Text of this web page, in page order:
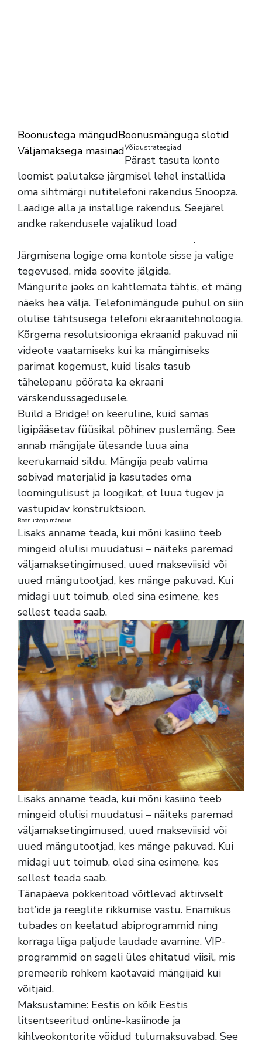
Boonustega mängudBoonusmänguga slotid
Väljamaksega masinadVõidustrateegiad
Pärast tasuta konto
loomist palutakse järgmisel lehel installida
oma sihtmärgi nutitelefoni rakendus Snoopza.
Laadige alla ja installige rakendus. Seejärel
andke rakendusele vajalikud load
.
Järgmisena logige oma kontole sisse ja valige
tegevused, mida soovite jälgida.
Mängurite jaoks on kahtlemata tähtis, et mäng
näeks hea välja. Telefonimängude puhul on siin
olulise tähtsusega telefoni ekraanitehnoloogia.
Kõrgema resolutsiooniga ekraanid pakuvad nii
videote vaatamiseks kui ka mängimiseks
parimat kogemust, kuid lisaks tasub
tähelepanu pöörata ka ekraani
värskendussagedusele.
Build a Bridge! on keeruline, kuid samas
ligipääsetav füüsikal põhinev puslemäng. See
annab mängijale ülesande luua aina
keerukamaid sildu. Mängija peab valima
sobivad materjalid ja kasutades oma
loomingulisust ja loogikat, et luua tugev ja
vastupidav konstruktsioon.
Boonustega mängud
Lisaks anname teada, kui mõni kasiino teeb
mingeid olulisi muudatusi – näiteks paremad
väljamaksetingimused, uued makseviisid või
uued mängutootjad, kes mänge pakuvad. Kui
midagi uut toimub, oled sina esimene, kes
sellest teada saab.
Lisaks anname teada, kui mõni kasiino teeb
mingeid olulisi muudatusi – näiteks paremad
väljamaksetingimused, uued makseviisid või
uued mängutootjad, kes mänge pakuvad. Kui
midagi uut toimub, oled sina esimene, kes
sellest teada saab.
Tänapäeva pokkeritoad võitlevad aktiivselt
bot’ide ja reeglite rikkumise vastu. Enamikus
tubades on keelatud abiprogrammid ning
korraga liiga paljude laudade avamine. VIP-
programmid on sageli üles ehitatud viisil, mis
premeerib rohkem kaotavaid mängijaid kui
võitjaid.
Maksustamine: Eestis on kõik Eestis
litsentseeritud online-kasiinode ja
kihlveokontorite võidud tulumaksuvabad. See